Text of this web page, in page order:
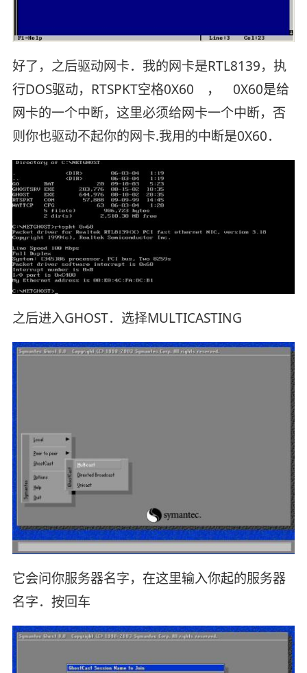
好了，之后驱动网卡．我的网卡是RTL8139，执
行DOS驱动，RTSPKT空格0X60 ， 0X60是给
网卡的一个中断，这里必须给网卡一个中断，否
则你也驱动不起你的网卡.我用的中断是0X60．
之后进入GHOST．选择MULTICASTING
它会问你服务器名字，在这里输入你起的服务器
名字．按回车